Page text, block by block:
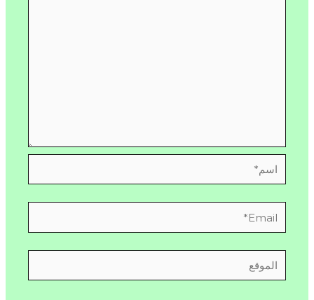
اسم*
Email*
الموقع